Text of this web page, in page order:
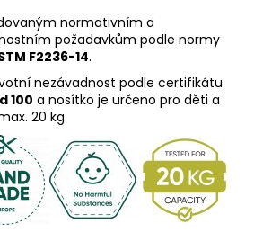
normativním a
požadavkům podle normy
F2236-14.
nezávadnost podle certifikátu
100 a nosítko je určeno pro děti a
20 kg.